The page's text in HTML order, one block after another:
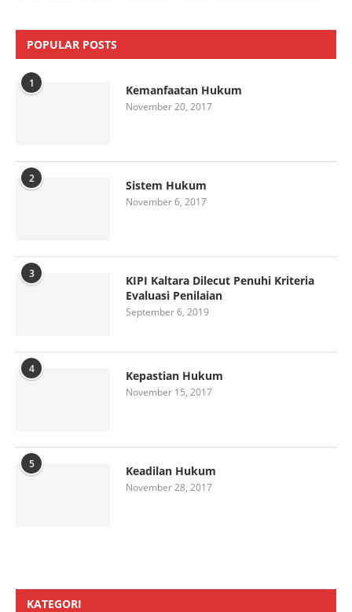
POPULAR POSTS
1 Kemanfaatan Hukum
November 20, 2017
2 Sistem Hukum
November 6, 2017
3
KIPI Kaltara Dilecut Penuhi Kriteria
Evaluasi Penilaian
September 6, 2019
4 Kepastian Hukum
November 15, 2017
5 Keadilan Hukum
November 28, 2017
KATEGORI